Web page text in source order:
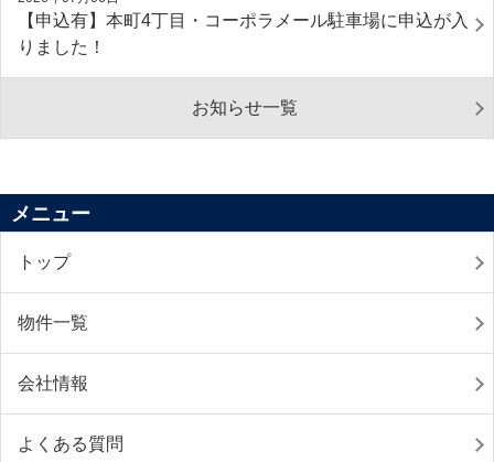
【申込有】本町4丁目・コーポラメール駐車場に申込が入
りました！
お知らせ一覧
メニュー
トップ
物件一覧
会社情報
よくある質問